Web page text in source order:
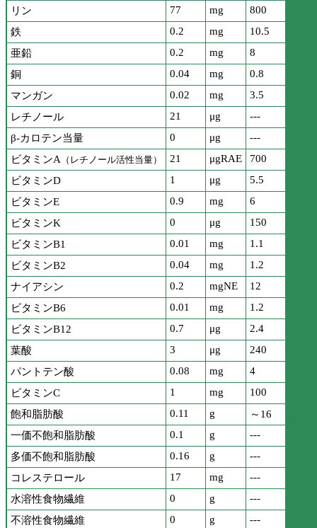
リン
77 mg
800
鉄
0.2 mg
10.5
亜鉛
0.2 mg
8
銅
0.04 mg
0.8
マンガン
0.02 mg
3.5
レチノール
21 μg
---
β-カロテン当量
0 μg
---
ビタミンA （レチノール活性当量） 21 μgRAE
700
ビタミンD
1 μg
5.5
ビタミンE
0.9 mg
6
ビタミンK
0 μg
150
ビタミンB1
0.01 mg
1.1
ビタミンB2
0.04 mg
1.2
ナイアシン
0.2 mgNE
12
ビタミンB6
0.01 mg
1.2
ビタミンB12
0.7 μg
2.4
葉酸
3 μg
240
パントテン酸
0.08 mg
4
ビタミンC
1 mg
100
飽和脂肪酸
0.11 g
～16
一価不飽和脂肪酸
0.1 g
---
多価不飽和脂肪酸
0.16 g
---
コレステロール
17 mg
---
水溶性食物繊維
0 g
---
不溶性食物繊維
0 g
---